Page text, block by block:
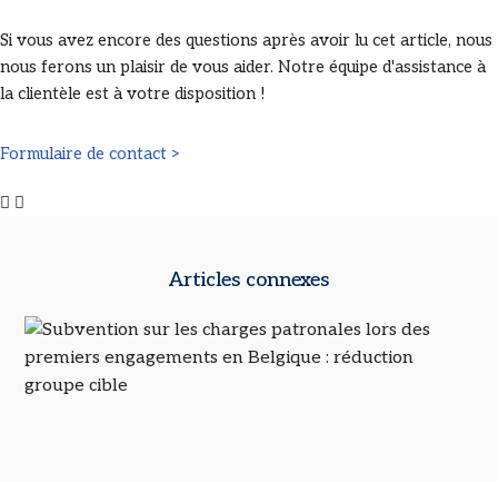
Si vous avez encore des questions après avoir lu cet article, nous
nous ferons un plaisir de vous aider. Notre équipe d'assistance à
la clientèle est à votre disposition !
Formulaire de contact >
Articles connexes